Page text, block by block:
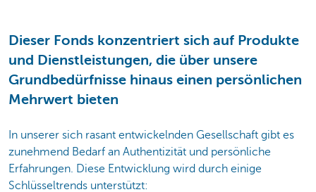
Dieser Fonds konzentriert sich auf Produkte
und Dienstleistungen, die über unsere
Grundbedürfnisse hinaus einen persönlichen
Mehrwert bieten
In unserer sich rasant entwickelnden Gesellschaft gibt es
zunehmend Bedarf an Authentizität und persönliche
Erfahrungen. Diese Entwicklung wird durch einige
Schlüsseltrends unterstützt: